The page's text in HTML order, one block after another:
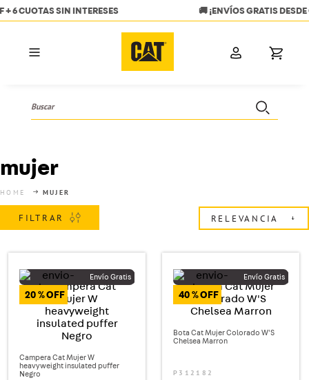
🚚 ¡ENVÍOS GRATIS DESDE GS. 500.000! 🚚
mujer
MUJER
FILTRAR RELEVANCIA
20 %
Campera Cat Mujer W
heavyweight insulated puffer
Negro
40 %
Bota Cat Mujer Colorado W'S
Chelsea Marron
P312182
5. mochila
6. kepi
7.
8 . zapatenis
10. camisa